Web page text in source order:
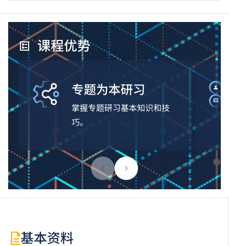
课程优势
专题为本研习
掌握专题研习基本知识和技
巧。
基本资料